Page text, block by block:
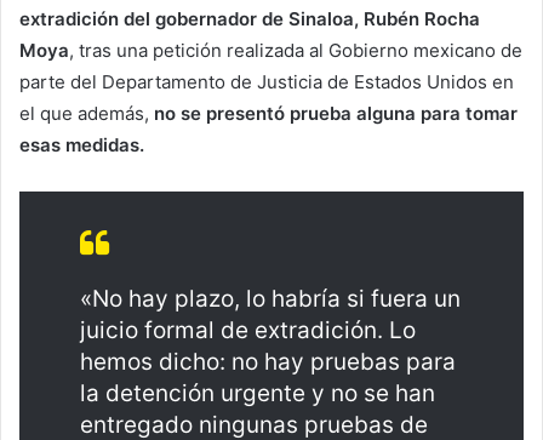
extradición del gobernador de Sinaloa, Rubén Rocha
Moya, tras una petición realizada al Gobierno mexicano de
parte del Departamento de Justicia de Estados Unidos en
el que además, no se presentó prueba alguna para tomar
esas medidas.
«No hay plazo, lo habría si fuera un
juicio formal de extradición. Lo
hemos dicho: no hay pruebas para
la detención urgente y no se han
entregado ningunas pruebas de